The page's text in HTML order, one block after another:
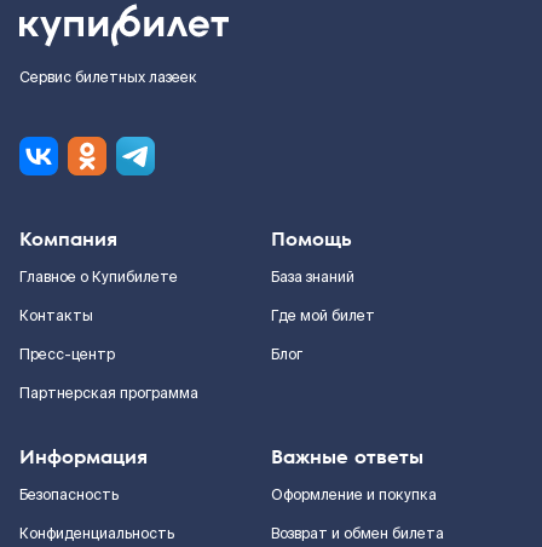
Сервис билетных лазеек
Компания
Главное о Купибилете
Контакты
Пресс-центр
Партнерская программа
Помощь
База знаний
Где мой билет
Блог
Информация
Безопасность
Конфиденциальность
Важные ответы
Оформление и покупка
Возврат и обмен билета